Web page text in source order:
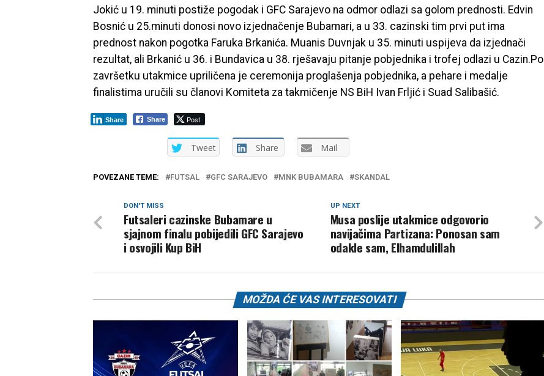
Jokić u 19. minuti postiže pogodak i GFC Sarajevo na odmor odlazi sa golom prednosti. Edvin
Bosnić u 25.minuti donosi novo izjednačenje Bubamari, a u 33. cazinski tim prvi put ima
prednost nakon pogotka Faruka Brkanića. Muanis Duvnjak u 35. minuti uspijeva da izjednači
rezultat, ali Brkanić u 36. i Bundavica u 38. rješavaju pitanje pobjednika i trofej odlazi u Cazin.Po
završetku utakmice upriličena je ceremonija proglašenja pobjednika, a pehare i medalje
finalistima uručili su članovi Komiteta za takmičenje NS BiH Ivan Frljić i Suad Salibašić.
Share Post
Share
Tweet Share Mail
POVEZANE TEME: FUTSAL GFC SARAJEVO MNK BUBAMARA SKANDAL
UP NEXT
Musa poslije utakmice odgovorio
navijačima Partizana: Ponosan sam
odakle sam, Elhamdulillah
DON'T MISS
Futsaleri cazinske Bubamare u
sjajnom finalu pobijedili GFC Sarajevo
i osvojili Kup BiH
MOŽDA ĆE VAS INTERESOVATI